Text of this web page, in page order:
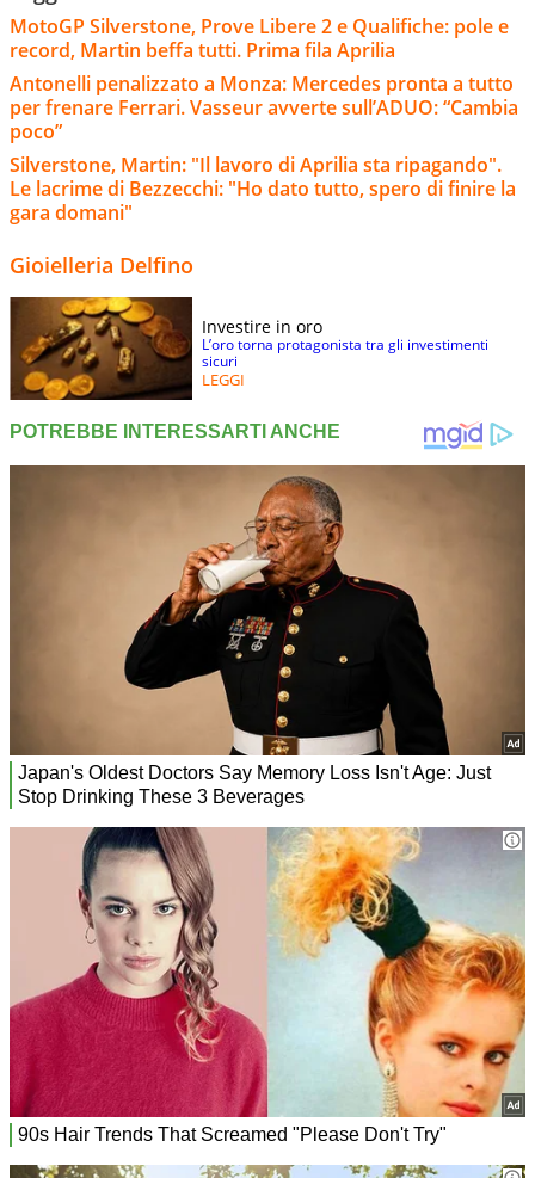
MotoGP Silverstone, Prove Libere 2 e Qualifiche: pole e
record, Martin beffa tutti. Prima fila Aprilia
Antonelli penalizzato a Monza: Mercedes pronta a tutto
per frenare Ferrari. Vasseur avverte sull’ADUO: “Cambia
poco”
Silverstone, Martin: "Il lavoro di Aprilia sta ripagando".
Le lacrime di Bezzecchi: "Ho dato tutto, spero di finire la
gara domani"
Gioielleria Delfino
Investire in oro
L’oro torna protagonista tra gli investimenti
sicuri
LEGGI